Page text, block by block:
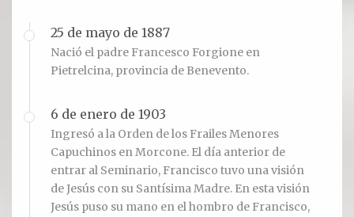
25 de mayo de 1887
Nació el padre Francesco Forgione en
Pietrelcina, provincia de Benevento.
6 de enero de 1903
Ingresó a la Orden de los Frailes Menores
Capuchinos en Morcone. El día anterior de
entrar al Seminario, Francisco tuvo una visión
de Jesús con su Santísima Madre. En esta visión
Jesús puso su mano en el hombro de Francisco,